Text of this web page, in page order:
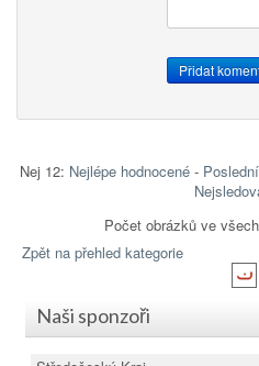
Nej 12: Nejlépe hodnocené-
Počet obrázků ve
Zpět na přehled kategorie
Naši sponzoři